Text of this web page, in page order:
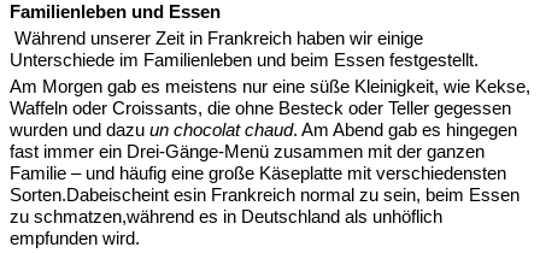
Familienleben und Essen
Während unserer Zeit in Frankreich haben wir einige
Unterschiede im Familienleben und beim Essen festgestellt.
Am Morgen gab es meistens nur eine süße Kleinigkeit, wie Kekse,
Waffeln oder Croissants, die ohne Besteck oder Teller gegessen
wurden und dazu un chocolat chaud. Am Abend gab es hingegen
fast immer ein Drei-Gänge-Menu ̈ zusammen mit der ganzen
Familie – und häufig eine große Käseplatte mit verschiedensten
Sorten.Dabeischeint esin Frankreich normal zu sein, beim Essen
zu schmatzen,während es in Deutschland als unhöflich
empfunden wird.